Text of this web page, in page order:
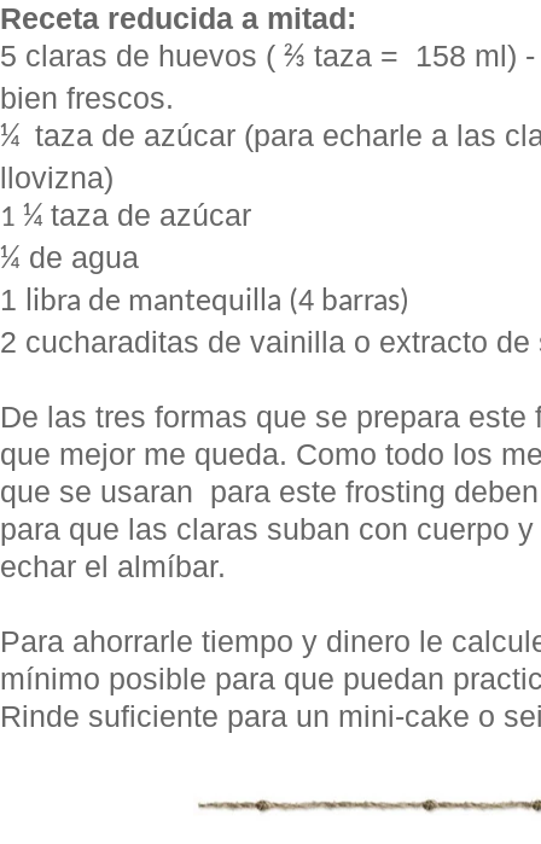
Receta reducida a mitad:
5 claras de huevos ( ⅔ taza = 158 ml)
bien frescos.
¼ taza de azúcar (para echarle a las
llovizna)
1 ¼ taza de azúcar
¼ de agua
1 libra de mantequilla (4 barras)
2 cucharaditas de vainilla o extracto de
De las tres formas que se prepara
que mejor me queda. Como todo los
que se usaran para este frosting
para que las claras suban con cuerpo
echar el almíbar.
Para ahorrarle tiempo y dinero le
mínimo posible para que puedan
Rinde suficiente para un mini-cake o